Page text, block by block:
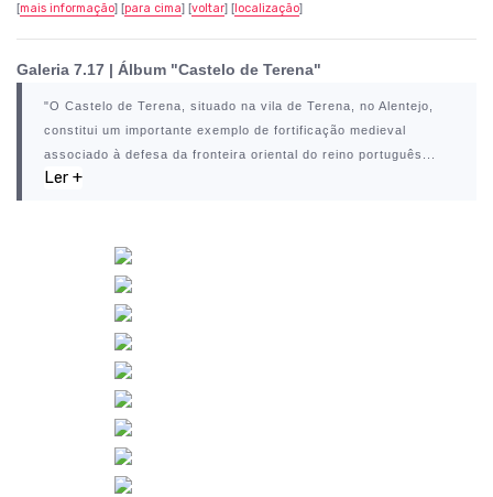
[mais informação] [para cima] [voltar] [localização]
Galeria 7.17 | Álbum "Castelo de Terena"
"O Castelo de Terena , situado na vila de Terena , no Alentejo,
constitui um importante exemplo de fortificação medieval
associado à defesa da fronteira oriental do reino português...
Ler +